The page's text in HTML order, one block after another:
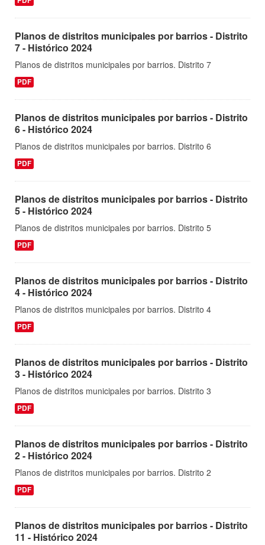
Planos de distritos municipales por barrios - Distrito
7 - Histórico 2024
Planos de distritos municipales por barrios. Distrito 7
PDF
Planos de distritos municipales por barrios - Distrito
6 - Histórico 2024
Planos de distritos municipales por barrios. Distrito 6
PDF
Planos de distritos municipales por barrios - Distrito
5 - Histórico 2024
Planos de distritos municipales por barrios. Distrito 5
PDF
Planos de distritos municipales por barrios - Distrito
4 - Histórico 2024
Planos de distritos municipales por barrios. Distrito 4
PDF
Planos de distritos municipales por barrios - Distrito
3 - Histórico 2024
Planos de distritos municipales por barrios. Distrito 3
PDF
Planos de distritos municipales por barrios - Distrito
2 - Histórico 2024
Planos de distritos municipales por barrios. Distrito 2
PDF
Planos de distritos municipales por barrios - Distrito
11 - Histórico 2024